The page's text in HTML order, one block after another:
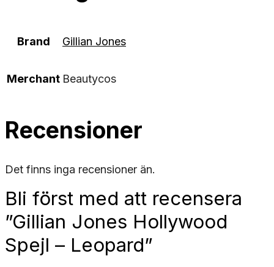
Brand Gillian Jones
Merchant Beautycos
Recensioner
Det finns inga recensioner än.
Bli först med att recensera
”Gillian Jones Hollywood
Spejl – Leopard”